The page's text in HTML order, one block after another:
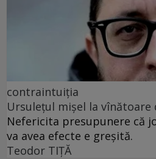
contraintuiția
Ursulețul mișel la vînătoare
Nefericita presupunere că
va avea efecte e greșită.
Teodor TIŢĂ